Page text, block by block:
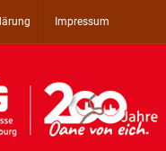
Impressum